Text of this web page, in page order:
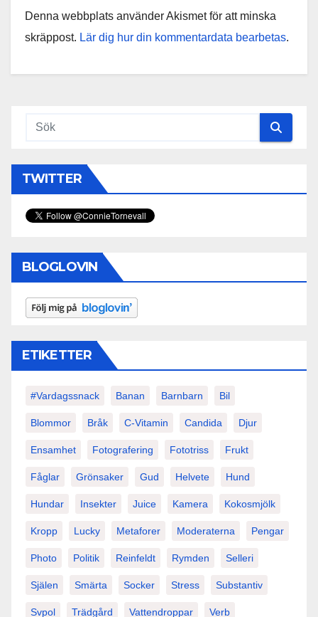
Denna webbplats använder Akismet för att minska
skräppost. Lär dig hur din kommentardata bearbetas.
TWITTER
BLOGLOVIN
ETIKETTER
#vardagssnack Banan Barnbarn Bil
Blommor Bråk C-Vitamin Candida Djur
Ensamhet Fotografering Fototriss Frukt
Fåglar Grönsaker Gud Helvete Hund
Hundar Insekter Juice Kamera Kokosmjölk
Kropp Lucky Metaforer Moderaterna Pengar
Photo Politik Reinfeldt Rymden Selleri
Själen Smärta Socker Stress Substantiv
Svpol Trädgård Vattendroppar Verb